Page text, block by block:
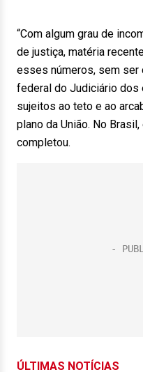
“Com algum grau de
de justiça, matéria
esses números, sem
federal do Judiciário dos
sujeitos ao teto e ao
plano da União. No
completou.